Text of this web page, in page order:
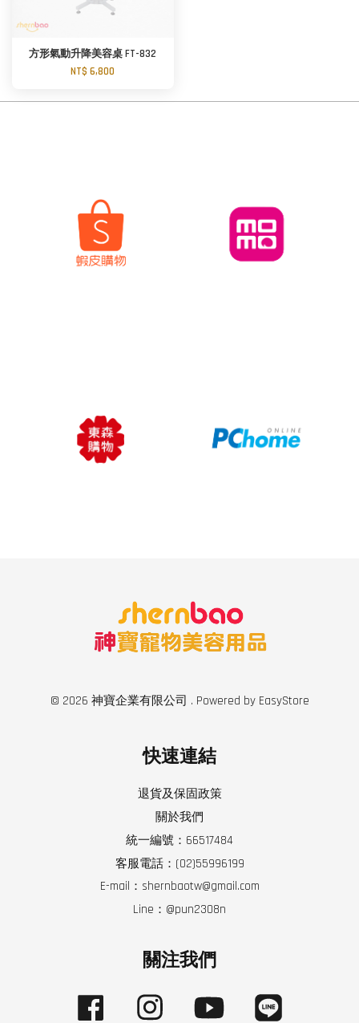
方形氣動升降美容桌 FT-832
NT$ 6,800
© 2026 神寶企業有限公司 . Powered by EasyStore
快速連結
退貨及保固政策
關於我們
統一編號：66517484
客服電話：(02)55996199
E-mail：shernbaotw@gmail.com
Line：@pun2308n
關注我們
Facebook Instagram YouTube